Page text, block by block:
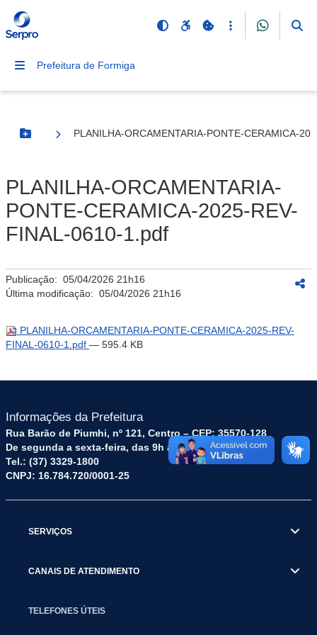
Prefeitura de Formiga
Botão Menu
PLANILHA-ORCAMENTARIA-PONTE-CERAMICA-
PLANILHA-ORCAMENTARIA-
PONTE-CERAMICA-2025-REV-
FINAL-0610-1.pdf
Publicação: 05/04/2026 21h16
Última modificação: 05/04/2026 21h16
PLANILHA-ORCAMENTARIA-PONTE-CERAMICA-2025-REV-
FINAL-0610-1.pdf — 595.4 KB
Informações da Prefeitura
Rua Barão de Piumhi, nº 121, Centro – CEP: 35570-128
De segunda a sexta-feira, das 9h às 16h
Tel.: (37) 3329-1800
CNPJ: 16.784.720/0001-25
SERVIÇOS
CANAIS DE ATENDIMENTO
TELEFONES ÚTEIS